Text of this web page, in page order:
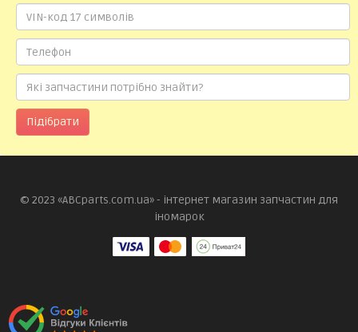
Підібрати
© 2023 «ABCparts.com.ua» - інтернет магазин запчастин для
іномарок